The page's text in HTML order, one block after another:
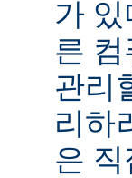
가
른
관리
리하
은